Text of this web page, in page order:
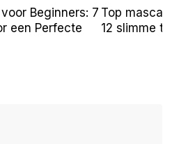
Beginners: 7
een Perfecte
Top
12 slimme